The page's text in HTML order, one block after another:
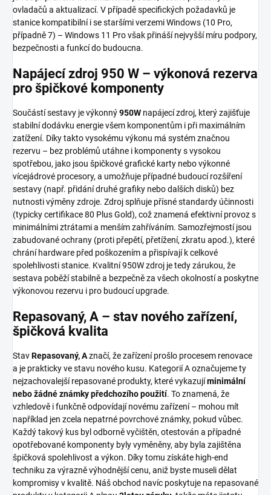
ovladačů a aktualizací. V případě specifických požadavků je
stanice kompatibilní i se staršími verzemi Windows (10 Pro,
případně 7) – Windows 11 Pro však přináší nejvyšší míru podpory,
bezpečnosti a funkcí do budoucna.
Napájecí zdroj 950 W – výkonová rezerva
pro špičkové komponenty
Součástí sestavy je výkonný950W napájecí zdroj, který zajišťuje
stabilní dodávku energie všem komponentům i při maximálním
zatížení. Díky takto vysokému výkonu má systém značnou
rezervu – bez problémů utáhne i komponenty s vysokou
spotřebou, jako jsou špičkové grafické karty nebo výkonné
vícejádrové procesory, a umožňuje případné budoucí rozšíření
sestavy (např. přidání druhé grafiky nebo dalších disků) bez
nutnosti výměny zdroje. Zdroj splňuje přísné standardy účinnosti
(typicky certifikace 80 Plus Gold), což znamená efektivní provoz s
minimálními ztrátami a menším zahříváním. Samozřejmostí jsou
zabudované ochrany (proti přepětí, přetížení, zkratu apod.), které
chrání hardware před poškozením a přispívají k celkové
spolehlivosti stanice. Kvalitní 950W zdroj je tedy zárukou, že
sestava poběží stabilně a bezpečně za všech okolností a poskytne
výkonovou rezervu i pro budoucí upgrade.
Repasovaný, A – stav nového zařízení,
špičková kvalita
StavRepasovaný, Aznačí, že zařízení prošlo procesem renovace
a je prakticky ve stavu nového kusu. Kategorií A označujeme ty
nejzachovalejší repasované produkty, které vykazujíminimální
nebo žádné známky předchozího použití. To znamená, že
vzhledově i funkčně odpovídají novému zařízení – mohou mít
například jen zcela nepatrné povrchové známky, pokud vůbec.
Každý takový kus byl odborně vyčištěn, otestován a případné
opotřebované komponenty byly vyměněny, aby byla zajištěna
špičková spolehlivost a výkon. Díky tomu získáte high-end
techniku za výrazně výhodnější cenu, aniž byste museli dělat
kompromisy v kvalitě. Náš obchod navíc poskytuje na repasované